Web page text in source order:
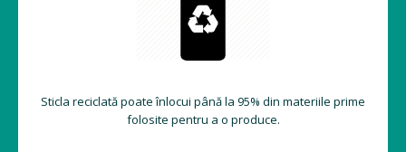
Sticla reciclată poate înlocui până la 95% din materiile prime
folosite pentru a o produce.